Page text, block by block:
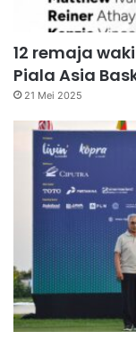
12 remaja
Piala Asia
21 Mei 2025